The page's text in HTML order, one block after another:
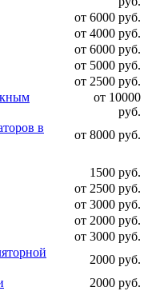
от 6000 руб.
от 4000 руб.
от 6000 руб.
от 5000 руб.
от 2500 руб.
от 10000
руб.
в
от 8000 руб.
1500 руб.
от 2500 руб.
от 3000 руб.
от 2000 руб.
от 3000 руб.
2000 руб.
2000 руб.